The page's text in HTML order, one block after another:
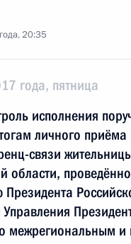
20:35
года, пятница
исполнения
личного
связи
области,
Президента
межрегиональным и